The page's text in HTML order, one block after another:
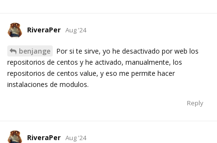
RiveraPer Aug '24
benjange
Por si te sirve, yo he desactivado por web los
repositorios de centos y he activado, manualmente, los
repositorios de centos value, y eso me permite hacer
instalaciones de modulos.
Reply
RiveraPer Aug '24